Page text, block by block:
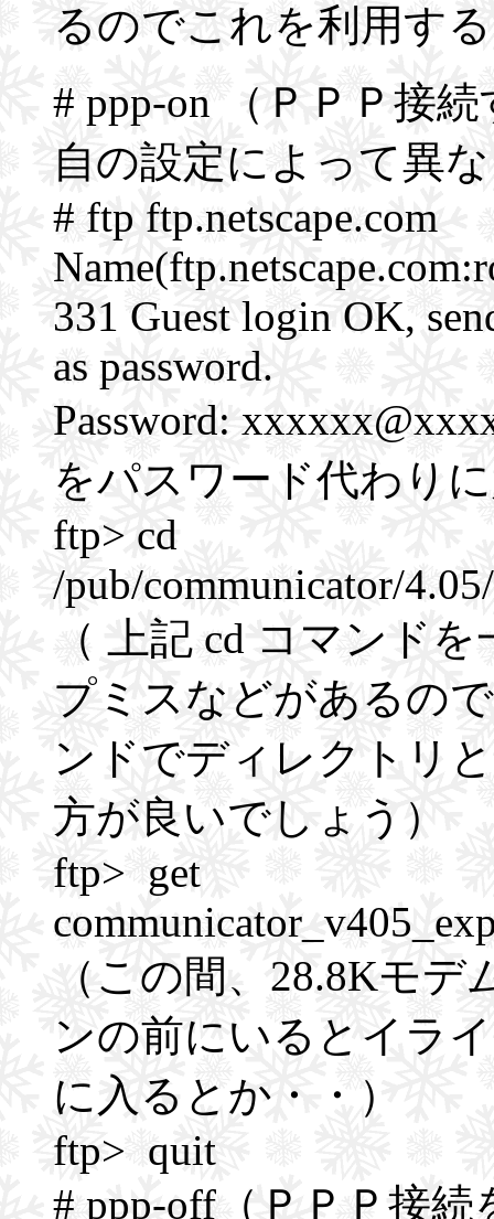
るのでこれを利用す
# ppp-on （ＰＰＰ接
自の設定によって異
# ftp ftp.netscape.com
331 Guest login OK,
as password.
Password:
をパスワード代わり
ftp> cd
/pub/communicator/
（ 上記 cd コマンド
プミスなどがあるの
ンドでディレクトリ
方が良いでしょう）
ftp> get
（この間、28.8Kモ
ンの前にいるとイラ
に入るとか・・）
ftp> quit
# ppp-off（ＰＰＰ接